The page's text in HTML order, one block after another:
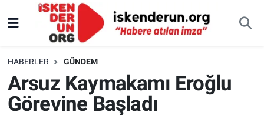
HABERLER GÜNDEM
Arsuz Kaymakamı Eroğlu
Görevine Başladı